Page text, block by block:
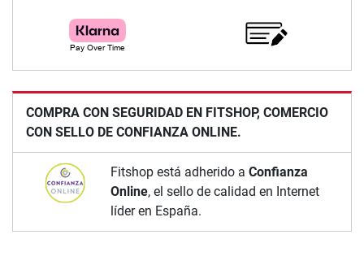
COMPRA CON SEGURIDAD EN FITSHOP, COMERCIO
CON SELLO DE CONFIANZA ONLINE.
Fitshop está adherido a Confianza
Online, el sello de calidad en Internet
líder en España.